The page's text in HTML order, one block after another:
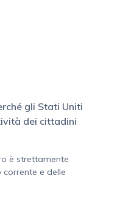
gli Stati Uniti
dei cittadini
è strettamente
e delle